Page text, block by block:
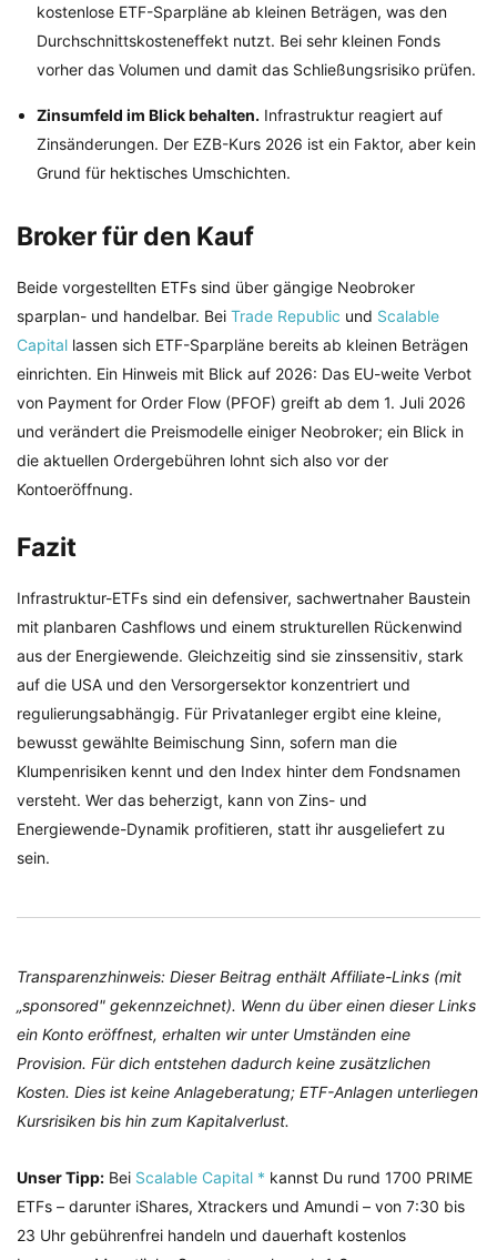
kostenlose ETF-Sparpläne ab kleinen Beträgen, was den
Durchschnittskosteneffekt nutzt. Bei sehr kleinen Fonds
vorher das Volumen und damit das Schließungsrisiko prüfen.
Zinsumfeld im Blick behalten. Infrastruktur reagiert auf
Zinsänderungen. Der EZB-Kurs 2026 ist ein Faktor, aber kein
Grund für hektisches Umschichten.
Broker für den Kauf
Beide vorgestellten ETFs sind über gängige Neobroker
sparplan- und handelbar. Bei Trade Republic und Scalable
Capital lassen sich ETF-Sparpläne bereits ab kleinen Beträgen
einrichten. Ein Hinweis mit Blick auf 2026: Das EU-weite Verbot
von Payment for Order Flow (PFOF) greift ab dem 1. Juli 2026
und verändert die Preismodelle einiger Neobroker; ein Blick in
die aktuellen Ordergebühren lohnt sich also vor der
Kontoeröffnung.
Fazit
Infrastruktur-ETFs sind ein defensiver, sachwertnaher Baustein
mit planbaren Cashflows und einem strukturellen Rückenwind
aus der Energiewende. Gleichzeitig sind sie zinssensitiv, stark
auf die USA und den Versorgersektor konzentriert und
regulierungsabhängig. Für Privatanleger ergibt eine kleine,
bewusst gewählte Beimischung Sinn, sofern man die
Klumpenrisiken kennt und den Index hinter dem Fondsnamen
versteht. Wer das beherzigt, kann von Zins- und
Energiewende-Dynamik profitieren, statt ihr ausgeliefert zu
sein.
Transparenzhinweis: Dieser Beitrag enthält Affiliate-Links (mit
„sponsored" gekennzeichnet). Wenn du über einen dieser Links
ein Konto eröffnest, erhalten wir unter Umständen eine
Provision. Für dich entstehen dadurch keine zusätzlichen
Kosten. Dies ist keine Anlageberatung; ETF-Anlagen unterliegen
Kursrisiken bis hin zum Kapitalverlust.
Unser Tipp: Bei Scalable Capital * kannst Du rund 1700 PRIME
ETFs – darunter iShares, Xtrackers und Amundi – von 7:30 bis
23 Uhr gebührenfrei handeln und dauerhaft kostenlos